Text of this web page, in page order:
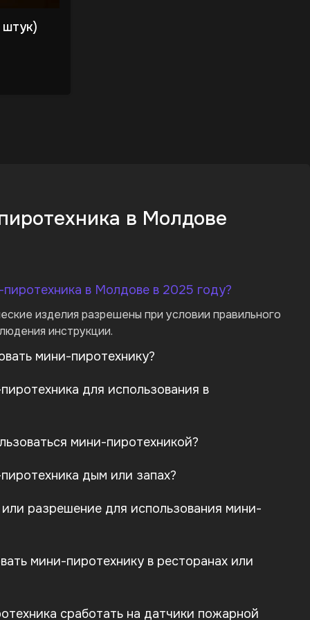
штук)
в Молдове
в Молдове в 2025 году?
изделия разрешены при условии правильного
инструкции.
мини-пиротехнику?
для использования в
мини-пиротехникой?
дым или запах?
разрешение для использования мини-
мини-пиротехнику в ресторанах или
сработать на датчики пожарной